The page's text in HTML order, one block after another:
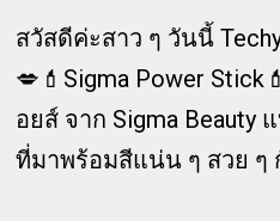
สวัสดีค่ะสาว ๆ วันนี้
💋💄Sigma Power
อยส์ จาก Sigma Beauty
ที่มาพร้อมสีแน่น ๆ สวย ๆ